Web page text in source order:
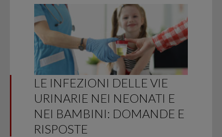
LE INFEZIONI DELLE VIE
URINARIE NEI NEONATI E
NEI BAMBINI: DOMANDE E
RISPOSTE